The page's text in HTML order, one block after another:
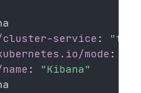
cluster-service :
mode :
:
"Kibana"